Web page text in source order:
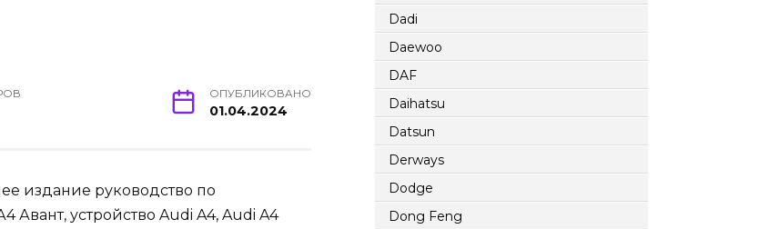
ОПУБЛИКОВАНО
01.04.2024
издание руководство по
устройство Audi A4, Audi A4
Dadi
Daewoo
DAF
Daihatsu
Datsun
Derways
Dodge
Dong Feng